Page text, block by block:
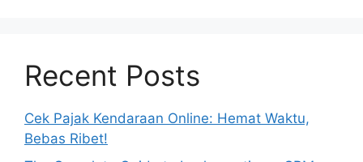
Recent Posts
Cek Pajak Kendaraan Online: Hemat Waktu,
Bebas Ribet!